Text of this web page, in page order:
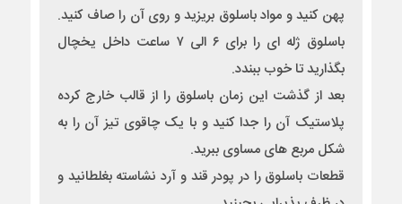
پهن کنید و مواد باسلوق بریزید و روی آن را صاف کنید.
باسلوق ژله ای را برای ۶ الی ۷ ساعت داخل یخچال
بگذارید تا خوب ببندد.
بعد از گذشت این زمان باسلوق را از قالب خارج کرده
پلاستیک آن را جدا کنید و با یک چاقوی تیز آن را به
شکل مربع های مساوی ببرید.
قطعات باسلوق را در پودر قند و آرد نشاسته بغلطانید و